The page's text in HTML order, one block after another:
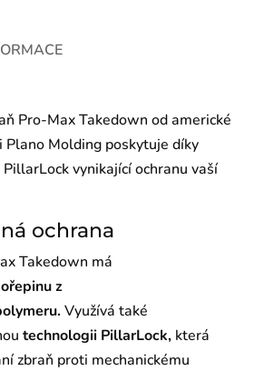
Pro-Max Takedown od americké
Plano Molding poskytuje díky
vynikající ochranu vaší
ochrana
Takedown má
z
Využívá také
technologii PillarLock, která
zbraň proti mechanickému